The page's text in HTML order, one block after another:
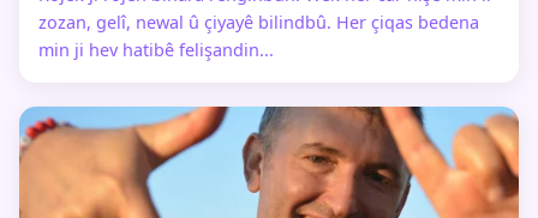
zozan, gelî, newal û çiyayê bilindbû. Her çiqas bedena
min ji hev hatibê felişandin...